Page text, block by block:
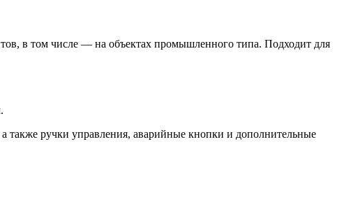
в том числе — на объектах промышленного типа. Подходит для
также ручки управления, аварийные кнопки и дополнительные